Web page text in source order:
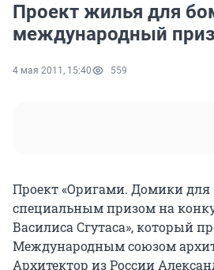
Проект жилья для
международный приз
4 мая 2011, 15:40 559
Проект «Оригами. Домики
специальным призом на
Василиса Сгутаса», который
Международным союзом
Архитектор из России